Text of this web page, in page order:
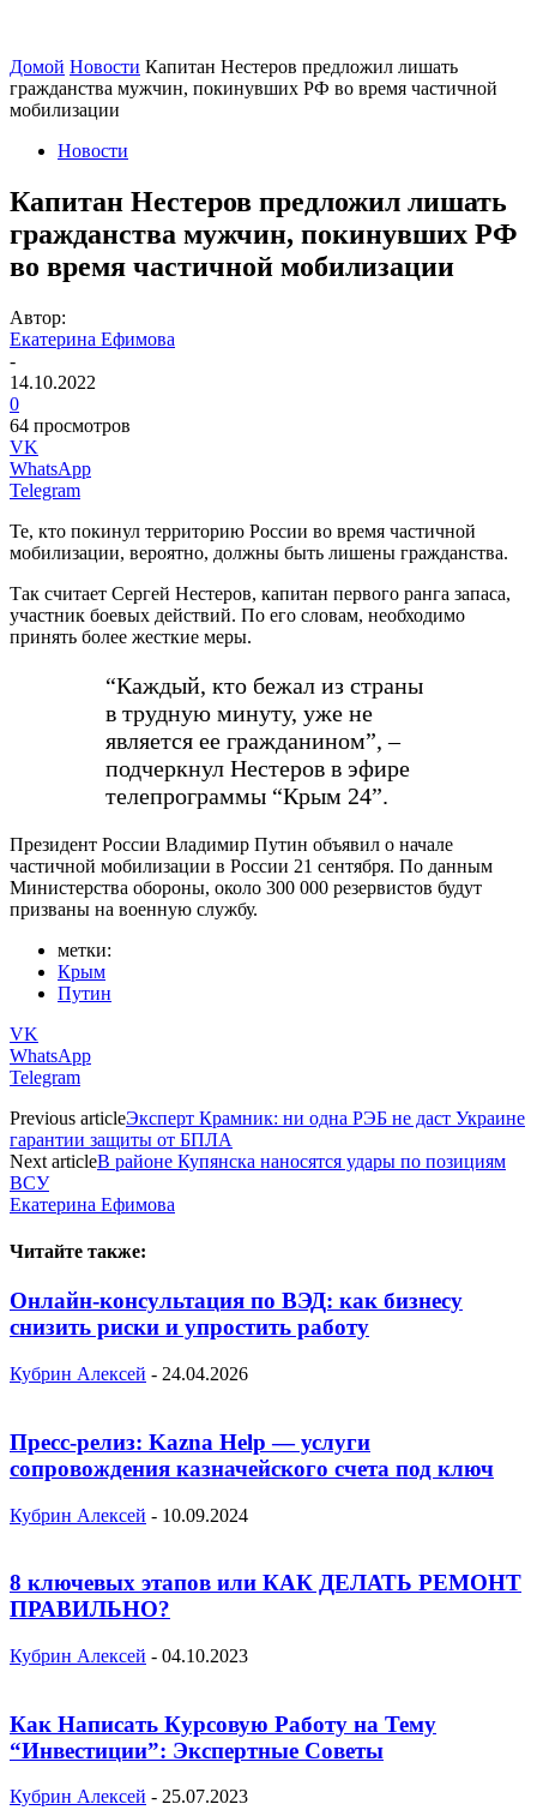
Домой Новости Капитан Нестеров предложил лишать
гражданства мужчин, покинувших РФ во время частичной
мобилизации
Новости
Капитан Нестеров предложил лишать
гражданства мужчин, покинувших РФ
во время частичной мобилизации
Автор:
Екатерина Ефимова
-
14.10.2022
0
64 просмотров
VK
WhatsApp
Telegram
Те, кто покинул территорию России во время частичной
мобилизации, вероятно, должны быть лишены гражданства.
Так считает Сергей Нестеров, капитан первого ранга запаса,
участник боевых действий. По его словам, необходимо
принять более жесткие меры.
“Каждый, кто бежал из страны
в трудную минуту, уже не
является ее гражданином”, –
подчеркнул Нестеров в эфире
телепрограммы “Крым 24”.
Президент России Владимир Путин объявил о начале
частичной мобилизации в России 21 сентября. По данным
Министерства обороны, около 300 000 резервистов будут
призваны на военную службу.
метки:
Крым
Путин
VK
WhatsApp
Telegram
Previous articleЭксперт Крамник: ни одна РЭБ не даст Украине
гарантии защиты от БПЛА
Next articleВ районе Купянска наносятся удары по позициям
ВСУ
Екатерина Ефимова
Читайте также:
Онлайн-консультация по ВЭД: как бизнесу
снизить риски и упростить работу
Кубрин Алексей - 24.04.2026
Пресс-релиз: Kazna Help — услуги
сопровождения казначейского счета под ключ
Кубрин Алексей - 10.09.2024
8 ключевых этапов или КАК ДЕЛАТЬ РЕМОНТ
ПРАВИЛЬНО?
Кубрин Алексей - 04.10.2023
Как Написать Курсовую Работу на Тему
“Инвестиции”: Экспертные Советы
Кубрин Алексей - 25.07.2023